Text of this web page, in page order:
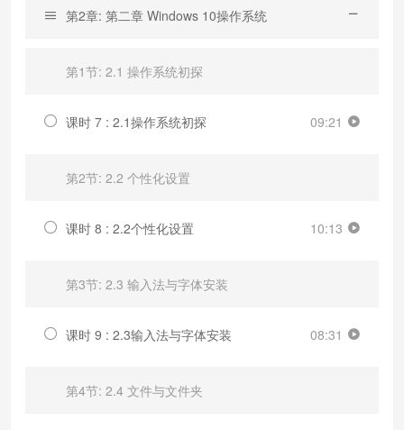
第2章: 第二章 Windows 10操作系统
第1节: 2.1 操作系统初探
课时 7 : 2.1操作系统初探 09:21
第2节: 2.2 个性化设置
课时 8 : 2.2个性化设置 10:13
第3节: 2.3 输入法与字体安装
课时 9 : 2.3输入法与字体安装 08:31
第4节: 2.4 文件与文件夹